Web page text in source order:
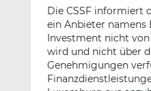
Die CSSF informiert
ein Anbieter namens
Investment nicht von
wird und nicht über
Genehmigungen